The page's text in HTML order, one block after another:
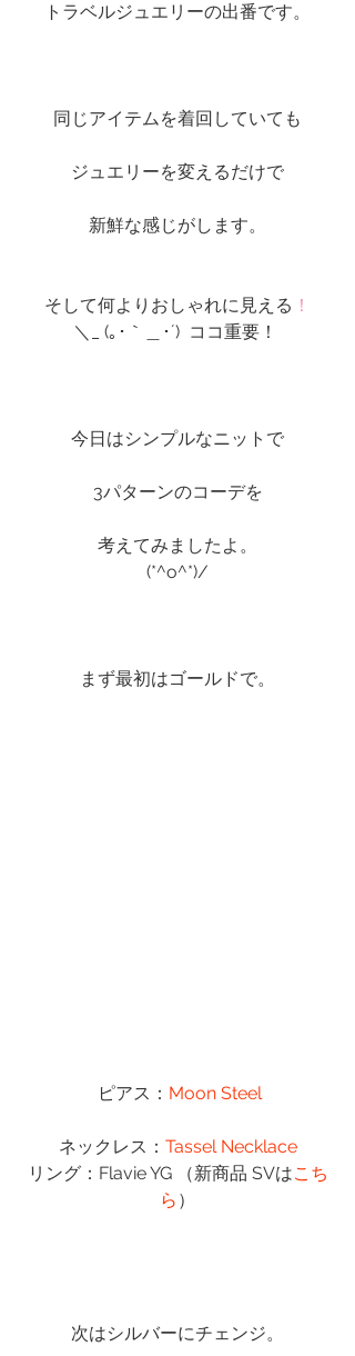
トラベルジュエリーの出番です。
同じアイテムを着回していても
ジュエリーを変えるだけで
新鮮な感じがします。
そして何よりおしゃれに見える ！
＼_ (｡･｀＿･´)  ココ重要！
今日はシンプルなニットで
3パターンのコーデを
考えてみましたよ。
(*^o^*)/
まず最初はゴールドで。
ピアス： Moon Steel
ネックレス： Tassel Necklace
リング：Flavie YG （新商品 SVはこち
ら ）
次はシルバーにチェンジ。